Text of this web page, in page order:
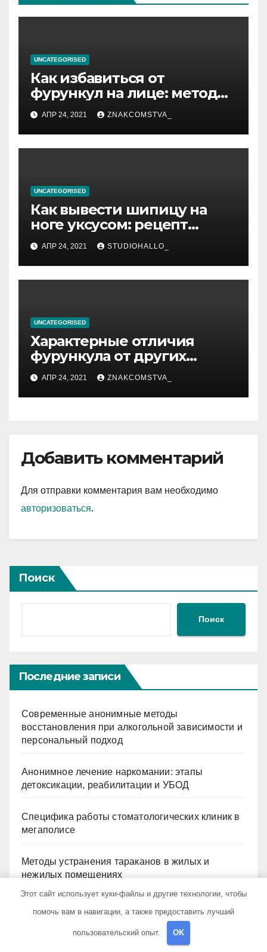
UNCATEGORISED
Как избавиться от
фурункул на лице: методы
лечения
АПР 24, 2021 ZNAKCOMSTVA_
UNCATEGORISED
Как вывести шипицу на
ноге уксусом: рецепт
приготовления
компрессов и теста
АПР 24, 2021 STUDIOHALLO_
UNCATEGORISED
Характерные отличия
фурункула от других
заболеваний
АПР 24, 2021 ZNAKCOMSTVA_
Добавить комментарий
Для отправки комментария вам необходимо
авторизоваться.
Поиск
Поиск
Последние записи
Современные анонимные методы
восстановления при алкогольной зависимости и
персональный подход
Анонимное лечение наркомании: этапы
детоксикации, реабилитации и УБОД
Специфика работы стоматологических клиник в
мегаполисе
Методы устранения тараканов в жилых и
нежилых помещениях
Сравнение садовых теплиц из поликарбоната
Этот сайт использует куки-файлы и другие технологии, чтобы
помочь вам в навигации, а также предоставить лучший
пользовательский опыт. OK